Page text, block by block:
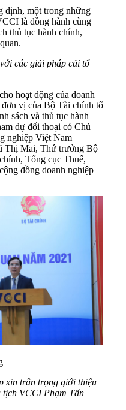
định, một trong những
là đồng hành cùng
thủ tục hành chính,
các giải pháp cải tổ
hoạt động của doanh
vị của Bộ Tài chính tổ
sách và thủ tục hành
dự đối thoại có Chủ
nghiệp Việt Nam
Thị Mai, Thứ trưởng Bộ
Tổng cục Thuế,
đồng doanh nghiệp
xin trân trọng giới thiệu
tịch VCCI Phạm Tấn